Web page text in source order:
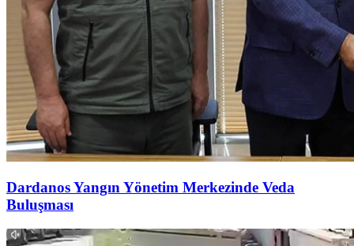
Dardanos Yangın Yönetim Merkezinde Veda
Buluşması